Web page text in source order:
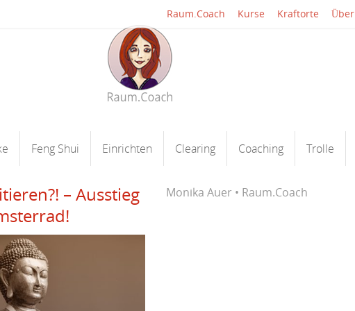
Raum.Coach Kurse Kraftorte Über
Feng Shui Einrichten Clearing Coaching Trolle
– Ausstieg
Monika Auer • Raum.Coach